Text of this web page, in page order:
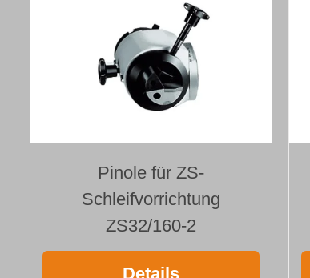
Pinole für ZS-
Schleifvorrichtung
ZS32/160-2
Details